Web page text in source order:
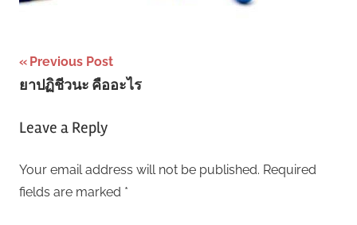
Post
navigation
Previous Post
ยาปฏิชีวนะ คืออะไร
Leave a Reply
Your email address will not be published. Required
fields are marked *